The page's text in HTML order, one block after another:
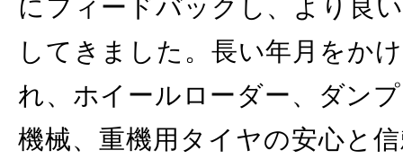
にフィードバックし、より良
してきました。長い年月をか
れ、ホイールローダー、ダン
機械、重機用タイヤの安心と